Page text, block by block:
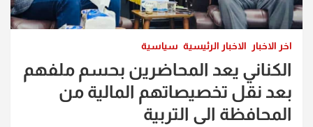
اخر الاخبار الاخبار الرئيسية سياسية
الكناني يعد المحاضرين بحسم ملفهم
بعد نقل تخصيصاتهم المالية من
المحافظة الى التربية